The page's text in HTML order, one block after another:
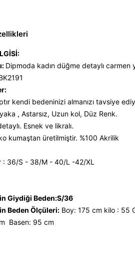
Dipmoda kadın düğme detaylı carmen
kendi bedeninizi almanızı tavsiye
, Astarsız, Uzun kol, Düz Renk.
Esnek ve likralı.
kumaştan üretilmiştir. %100 Akrilik
: 36/S - 38/M - 40/L -42/XL
Giydiği Beden:S/36
Beden Ölçüleri: Boy: 175 cm kilo : 55
Basen: 95 cm